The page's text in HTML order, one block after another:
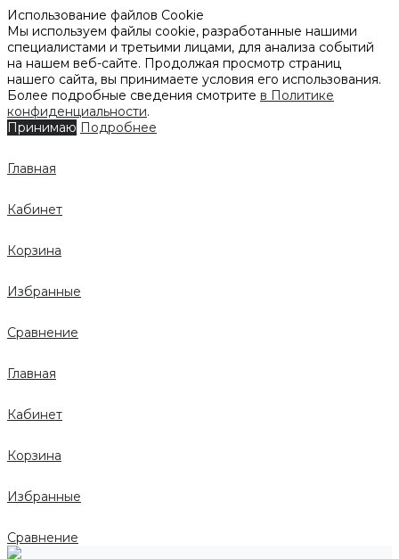
Использование файлов Cookie
Мы используем файлы cookie, разработанные нашими
специалистами и третьими лицами, для анализа событий
на нашем веб-сайте. Продолжая просмотр страниц
нашего сайта, вы принимаете условия его использования.
Более подробные сведения смотрите в Политике
конфиденциальности.
Принимаю Подробнее
Главная
Кабинет
Корзина
Избранные
Сравнение
Главная
Кабинет
Корзина
Избранные
Сравнение